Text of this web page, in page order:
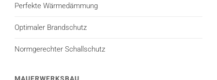
Perfekte Wärmedämmung
Optimaler Brandschutz
Normgerechter Schallschutz